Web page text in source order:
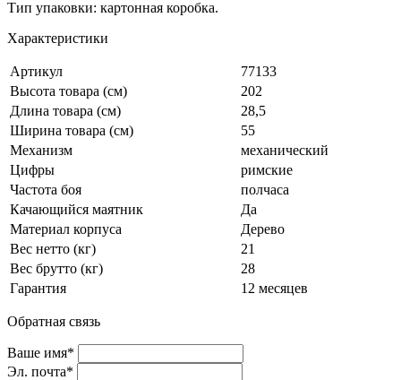
Тип упаковки: картонная коробка.
Характеристики
Артикул
77133
Высота товара (см)
202
Длина товара (см)
28,5
Ширина товара (см)
55
Механизм
механический
Цифры
римские
Частота боя
полчаса
Качающийся маятник
Да
Материал корпуса
Дерево
Вес нетто (кг)
21
Вес брутто (кг)
28
Гарантия
12 месяцев
Обратная связь
Ваше имя*
Эл. почта*